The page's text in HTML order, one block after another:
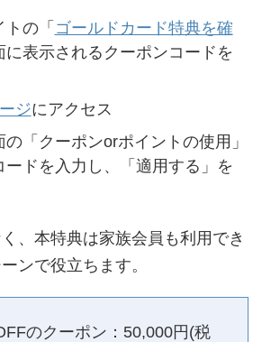
の「 ゴールドカード特典を確
に表示されるクーポンコードを
ジにアクセス
「クーポンorポイントの使用」
ドを入力し、「 適用する 」を
、本特典は家族会員も利用でき
ンで役立ちます。
のクーポン：50,000円(税